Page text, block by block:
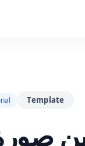
Template